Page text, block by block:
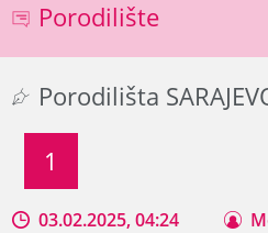
Porodilište
Porodilišta
1
03.02.2025, 04:24